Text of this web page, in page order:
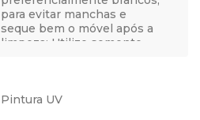
para evitar manchas e
seque bem o móvel após a
limpeza; Utilize somente
não neutros ou produtos de
Pintura UV